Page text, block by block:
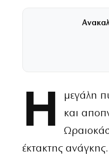
Η
μεγάλη
και
έκτακτης ανάγκης.